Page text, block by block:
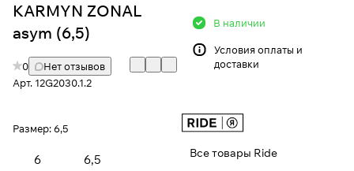
KARMYN ZONAL
asym (6,5)
0
Нет отзывов
Арт. 12G2030.1.2
Размер:6,5
6 6,5
В наличии
Условия оплаты и
доставки
Все товары Ride